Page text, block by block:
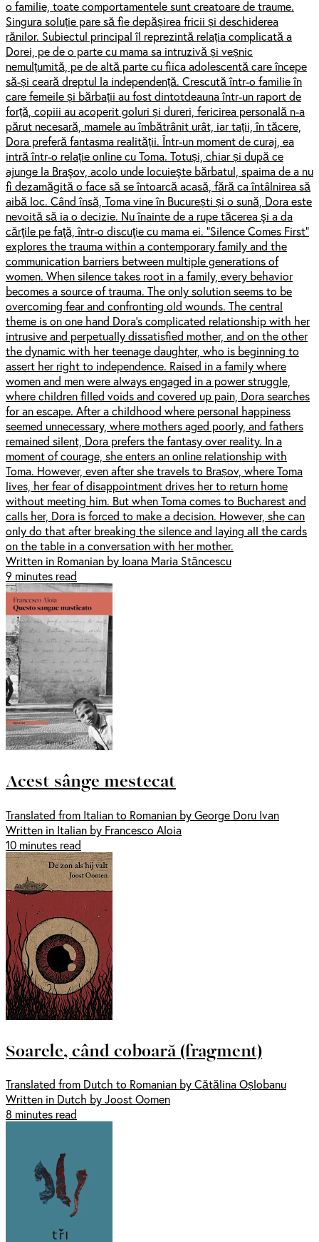
o familie, toate comportamentele sunt creatoare de traume.
Singura soluție pare să fie depășirea fricii și deschiderea
rănilor. Subiectul principal îl reprezintă relația complicată a
Dorei, pe de o parte cu mama sa intruzivă și veșnic
nemulțumită, pe de altă parte cu fiica adolescentă care începe
să-și ceară dreptul la independență. Crescută într-o familie în
care femeile și bărbații au fost dintotdeauna într-un raport de
forță, copiii au acoperit goluri și dureri, fericirea personală n-a
părut necesară, mamele au îmbătrânit urât, iar tații, în tăcere,
Dora preferă fantasma realității. Într-un moment de curaj, ea
intră într-o relație online cu Toma. Totuși, chiar și după ce
ajunge la Braşov, acolo unde locuieşte bărbatul, spaima de a nu
fi dezamăgită o face să se întoarcă acasă, fără ca întâlnirea să
aibă loc. Când însă, Toma vine în București și o sună, Dora este
nevoită să ia o decizie. Nu înainte de a rupe tăcerea şi a da
cărţile pe faţă, într-o discuţie cu mama ei. “Silence Comes First"
explores the trauma within a contemporary family and the
communication barriers between multiple generations of
women. When silence takes root in a family, every behavior
becomes a source of trauma. The only solution seems to be
overcoming fear and confronting old wounds. The central
theme is on one hand Dora's complicated relationship with her
intrusive and perpetually dissatisfied mother, and on the other
the dynamic with her teenage daughter, who is beginning to
assert her right to independence. Raised in a family where
women and men were always engaged in a power struggle,
where children filled voids and covered up pain, Dora searches
for an escape. After a childhood where personal happiness
seemed unnecessary, where mothers aged poorly, and fathers
remained silent, Dora prefers the fantasy over reality. In a
moment of courage, she enters an online relationship with
Toma. However, even after she travels to Brașov, where Toma
lives, her fear of disappointment drives her to return home
without meeting him. But when Toma comes to Bucharest and
calls her, Dora is forced to make a decision. However, she can
only do that after breaking the silence and laying all the cards
on the table in a conversation with her mother.
Written in Romanian by Ioana Maria Stăncescu
9 minutes read
Acest sânge mestecat
Translated from Italian to Romanian by George Doru Ivan
Written in Italian by Francesco Aloia
10 minutes read
Soarele, când coboară (fragment)
Translated from Dutch to Romanian by Cătălina Oșlobanu
Written in Dutch by Joost Oomen
8 minutes read